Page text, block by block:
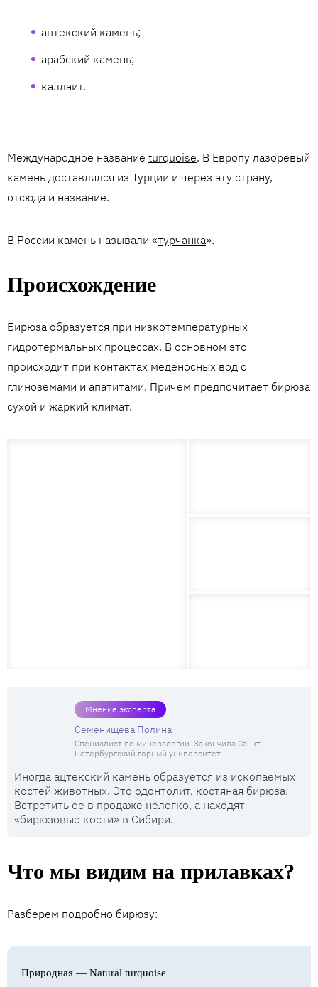
ацтекский камень;
арабский камень;
каллаит.
Международное название turquoise. В Европу лазоревый
камень доставлялся из Турции и через эту страну,
отсюда и название.
В России камень называли «турчанка».
Происхождение
Бирюза образуется при низкотемпературных
гидротермальных процессах. В основном это
происходит при контактах меденосных вод с
глиноземами и апатитами. Причем предпочитает бирюза
сухой и жаркий климат.
Мнение эксперта
Семенищева Полина
Специалист по минералогии. Закончила Санкт-
Петербургский горный университет.
Иногда ацтекский камень образуется из ископаемых
костей животных. Это одонтолит, костяная бирюза.
Встретить ее в продаже нелегко, а находят
«бирюзовые кости» в Сибири.
Что мы видим на прилавках?
Разберем подробно бирюзу:
Природная — Natural turquoise